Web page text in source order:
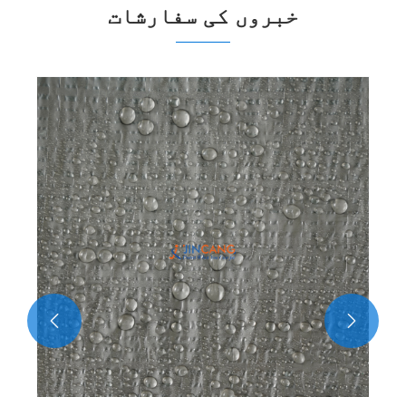
خبروں کی سفارشات
کے پی اے ٹارپولن کو کون
سے حالات ہونا چاہئے؟
مزید دیکھیں >>
 